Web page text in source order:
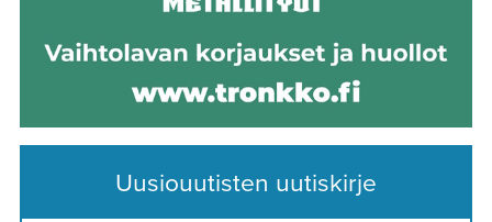
Uusiouutisten uutiskirje